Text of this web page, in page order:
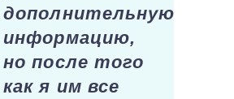
дополнительную
информацию,
но после того
как я им все